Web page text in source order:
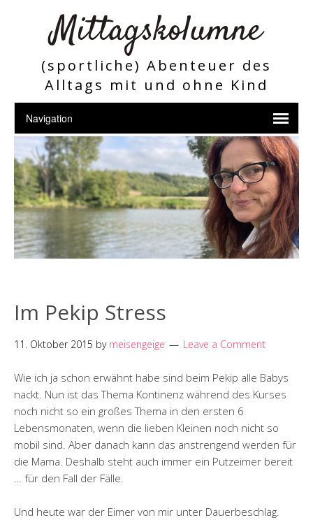
Mittagskolumne
(sportliche) Abenteuer des
Alltags mit und ohne Kind
Im Pekip Stress
11. Oktober 2015 by meisengeige Leave a Comment
Wie ich ja schon erwähnt habe sind beim Pekip alle Babys
nackt. Nun ist das Thema Kontinenz während des Kurses
noch nicht so ein großes Thema in den ersten 6
Lebensmonaten, wenn die lieben Kleinen noch nicht so
mobil sind. Aber danach kann das anstrengend werden für
die Mama. Deshalb steht auch immer ein Putzeimer bereit
… für den Fall der Fälle.
Und heute war der Eimer von mir unter Dauerbeschlag.